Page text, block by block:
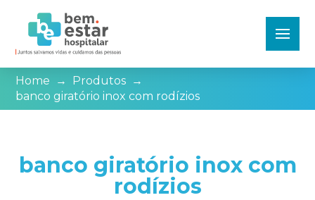
Home → Produtos →
banco giratório inox com rodízios
banco giratório inox com
rodízios